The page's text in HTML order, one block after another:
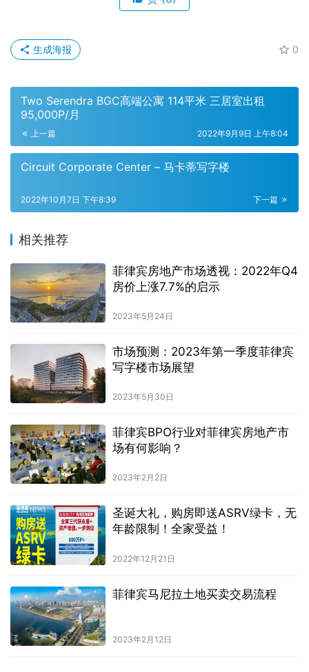
0
生成海报
Two Serendra BGC高端公寓 114平米 三居室出租
95,000P/月
上一篇 2022年9月9日 上午8:04
Circuit Corporate Center – 马卡蒂写字楼
下一篇
2022年10月7日 下午8:39
相关推荐
菲律宾房地产市场透视：2022年Q4
房价上涨7.7%的启示
2023年5月24日
市场预测：2023年第一季度菲律宾
写字楼市场展望
2023年5月30日
菲律宾BPO行业对菲律宾房地产市
场有何影响？
2023年2月2日
圣诞大礼，购房即送ASRV绿卡，无
年龄限制！全家受益！
2022年12月21日
菲律宾马尼拉土地买卖交易流程
2023年2月12日